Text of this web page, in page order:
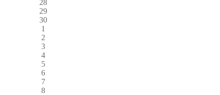
28
29
30
1
2
3
4
5
6
7
8